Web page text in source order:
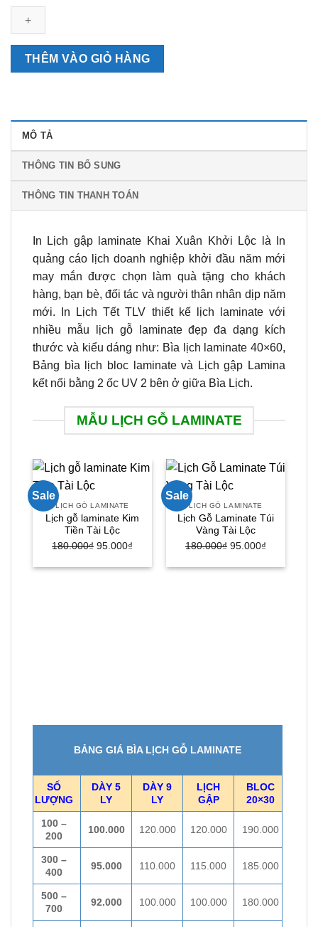
laminate
Khai
Khởi
Lộc
THÊM VÀO GIỎ HÀNG
MÔ TẢ
THÔNG TIN BỔ SUNG
THÔNG TIN THANH TOÁN
In Lịch gập laminate Khai Xuân Khởi Lộc là In
quảng cáo lịch doanh nghiệp khởi đầu năm mới
may mắn được chọn làm quà tặng cho khách
hàng, bạn bè, đối tác và người thân nhân dịp năm
mới. In Lịch Tết TLV thiết kế lịch laminate với
nhiều mẫu lịch gỗ laminate đẹp đa dạng kích
thước và kiểu dáng như: Bìa lịch laminate 40×60,
Bảng bìa lịch bloc laminate và Lịch gập Lamina
kết nối bằng 2 ốc UV 2 bên ở giữa Bìa Lịch.
MẪU LỊCH GỖ LAMINATE
Sale
LỊCH GỖ LAMINATE
Lịch gỗ laminate Kim
Tiền Tài Lộc
180.000₫ Giá
95.000₫
Sale
LỊCH GỖ LAMINATE
Lịch Gỗ Laminate Túi
Vàng Tài Lộc
180.000₫ Giá
95.000₫
BẢNG GIÁ BÌA LỊCH GỖ LAMINATE
SỐ
LƯỢNG
DÀY 5
LY
DÀY 9
LY
LỊCH
GẬP
BLOC
20×30
100 –
200
100.000 120.000 120.000 190.000
300 –
400
95.000 110.000 115.000 185.000
500 –
700
92.000 100.000 100.000 180.000